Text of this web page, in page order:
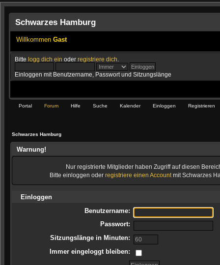
Schwarzes Hamburg
Willkommen Gast
Bittelogg dich ein oderregistriere dich
Einloggen mit Benutzername, Passwort und Sitzungslänge
Portal Forum Hilfe Suche Kalender Einloggen Registrieren
Schwarzes Hamburg
Warnung!
Nur registrierte Mitglieder haben Zugriff auf diesen
Bitte einloggen oder registriere einen Accountmit Schwarzes
Einloggen
Benutzername:
Passwort:
Sitzungslänge in Minuten:
Immer eingeloggt bleiben: